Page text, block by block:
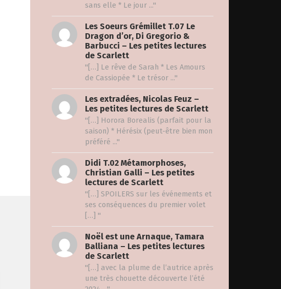
sans elle * Le jour ..."
Les Soeurs Grémillet T.07 Le
Dragon d’or, Di Gregorio &
Barbucci – Les petites lectures
de Scarlett
"[…] Le rêve de Sarah * Les Amours
de Cassiopée * Le trésor ..."
Les extradées, Nicolas Feuz –
Les petites lectures de Scarlett
"[…] Horora Borealis (parfait pour la
saison) * Hérésix (peut-être bien mon
préféré ..."
Didi T.02 Métamorphoses,
Christian Galli – Les petites
lectures de Scarlett
"[…] SPOILERS sur les événements et
ses conséquences du premier volet
[…] "
Noël est une Arnaque, Tamara
Balliana – Les petites lectures
de Scarlett
"[…] avec la plume de l’autrice après
une très chouette découverte l’été